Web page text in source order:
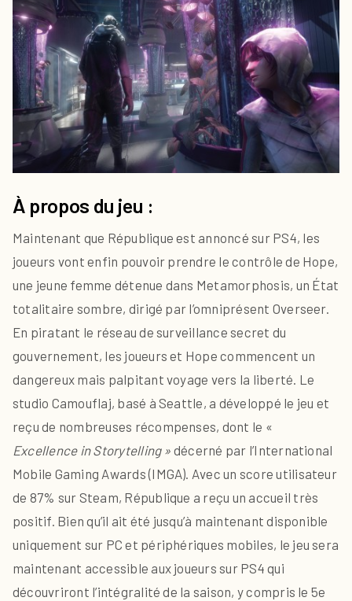
À propos du jeu :
Maintenant que République est annoncé sur PS4, les
joueurs vont enfin pouvoir prendre le contrôle de Hope,
une jeune femme détenue dans Metamorphosis, un État
totalitaire sombre, dirigé par l’omniprésent Overseer.
En piratant le réseau de surveillance secret du
gouvernement, les joueurs et Hope commencent un
dangereux mais palpitant voyage vers la liberté. Le
studio Camouflaj, basé à Seattle, a développé le jeu et
reçu de nombreuses récompenses, dont le «
Excellence in Storytelling » décerné par l’International
Mobile Gaming Awards (IMGA). Avec un score utilisateur
de 87% sur Steam, République a reçu un accueil très
positif. Bien qu’il ait été jusqu’à maintenant disponible
uniquement sur PC et périphériques mobiles, le jeu sera
maintenant accessible aux joueurs sur PS4 qui
découvriront l’intégralité de la saison, y compris le 5e